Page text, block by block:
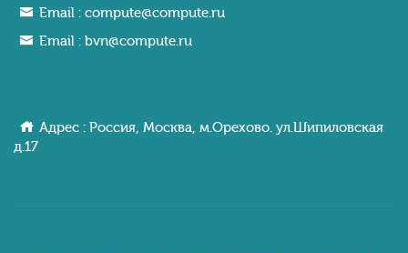
Email : compute@compute.ru
Email : bvn@compute.ru
Адрес : Россия, Москва, м.Орехово. ул.Шипиловcкaя
д.17